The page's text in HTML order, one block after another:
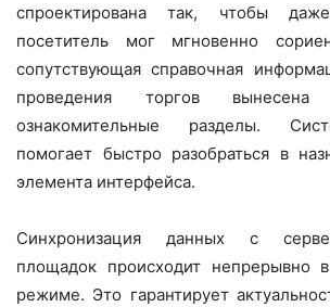
спроектирована так, чтобы
посетитель мог мгновенно
сопутствующая справочная
проведения торгов
ознакомительные разделы.
помогает быстро разобраться в
элемента интерфейса.
Синхронизация данных с
площадок происходит непрерывно
режиме. Это гарантирует